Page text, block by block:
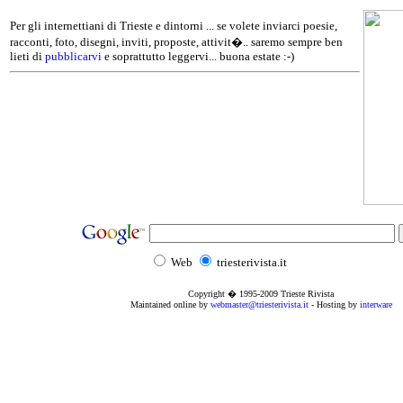
Per gli internettiani di Trieste e dintorni ... se volete inviarci poesie,
racconti, foto, disegni, inviti, proposte, attivit�.. saremo sempre ben
lieti di pubblicarvi e soprattutto leggervi... buona estate :-)
Web triesterivista.it
Copyright � 1995-2009 Trieste Rivista
Maintained online by webmaster@triesterivista.it- Hosting by interware